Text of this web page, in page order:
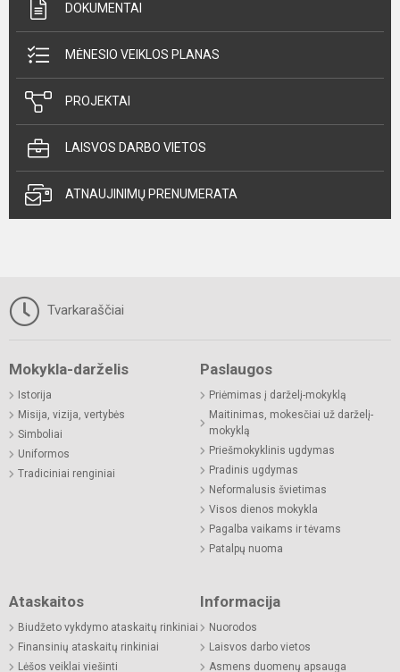
DOKUMENTAI
MĖNESIO VEIKLOS PLANAS
PROJEKTAI
LAISVOS DARBO VIETOS
ATNAUJINIMŲ PRENUMERATA
Tvarkaraščiai
Mokykla-darželis
Istorija
Misija, vizija, vertybės
Simboliai
Uniformos
Tradiciniai renginiai
Paslaugos
Priėmimas į darželį-mokyklą
Maitinimas, mokesčiai už darželį-
mokyklą
Priešmokyklinis ugdymas
Pradinis ugdymas
Neformalusis švietimas
Visos dienos mokykla
Pagalba vaikams ir tėvams
Patalpų nuoma
Ataskaitos
Biudžeto vykdymo ataskaitų rinkiniai
Finansinių ataskaitų rinkiniai
Lėšos veiklai viešinti
Informacija
Nuorodos
Laisvos darbo vietos
Asmens duomenų apsauga